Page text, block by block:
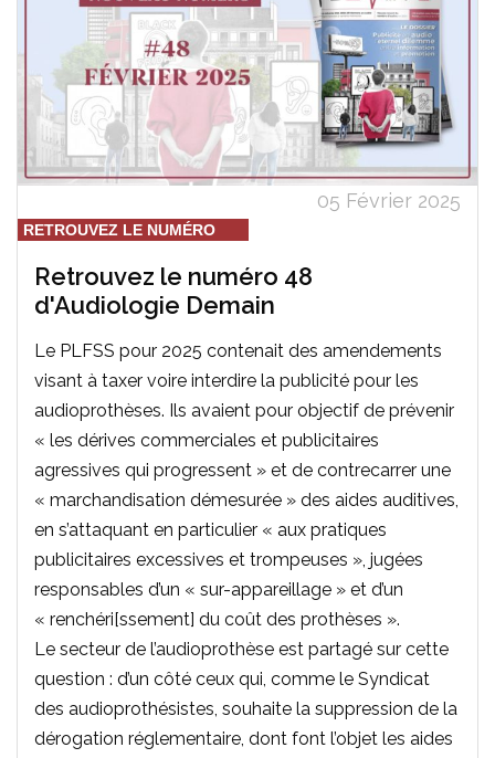
05 Février 2025
RETROUVEZ LE NUMÉRO
Retrouvez le numéro 48
d'Audiologie Demain
Le PLFSS pour 2025 contenait des amendements
visant à taxer voire interdire la publicité pour les
audioprothèses. Ils avaient pour objectif de prévenir
« les dérives commerciales et publicitaires
agressives qui progressent » et de contrecarrer une
« marchandisation démesurée » des aides auditives,
en s’attaquant en particulier « aux pratiques
publicitaires excessives et trompeuses », jugées
responsables d’un « sur-appareillage » et d’un
« renchéri[ssement] du coût des prothèses ».
Le secteur de l’audioprothèse est partagé sur cette
question : d’un côté ceux qui, comme le Syndicat
des audioprothésistes, souhaite la suppression de la
dérogation réglementaire, dont font l’objet les aides